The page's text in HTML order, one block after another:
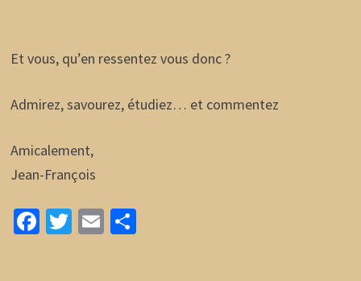
Et vous, qu’en ressentez vous donc ?
Admirez, savourez, étudiez… et commentez
Amicalement,
Jean-François
Fa T E P